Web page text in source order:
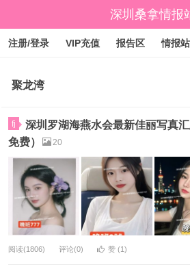
深圳桑拿情报
注册/登录 VIP充值 报告区 情报
聚龙湾
fj
深圳罗湖海燕水会最新佳丽写真
免费）
20
阅读(1806) 评论(0) 赞 (1)